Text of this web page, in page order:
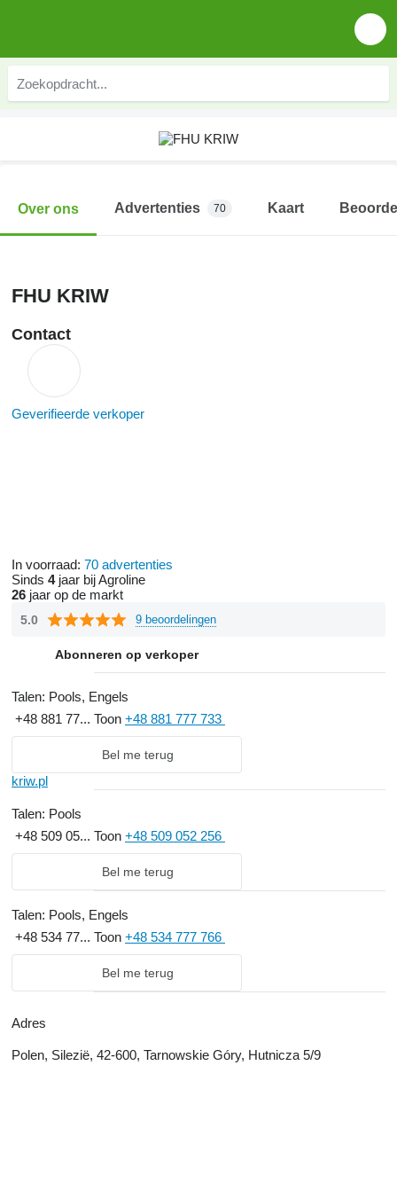
Over ons Advertenties 70 Kaart
FHU KRIW
Contact
Geverifieerde verkoper
In voorraad: 70 advertenties
Sinds 4jaar bij Agroline
26 jaar op de markt
5.0 9 beoordelingen
Abonneren op verkoper
Talen: Pools, Engels
+48 881 77... Toon +48 881 777 733
Bel me terug
kriw.pl
Talen: Pools
+48 509 05... Toon +48 509 052 256
Bel me terug
Talen: Pools, Engels
+48 534 77... Toon +48 534 777 766
Bel me terug
Adres
Polen, Silezië, 42-600, Tarnowskie Góry, Hutnicza 5/9